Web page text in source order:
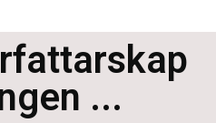
...